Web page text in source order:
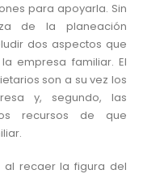
para apoyarla. Sin
de la planeación
dos aspectos que
empresa familiar. El
son a su vez los
y, segundo, las
recursos de que
al recaer la figura del